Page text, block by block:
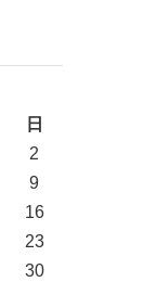
日
2
9
16
23
30